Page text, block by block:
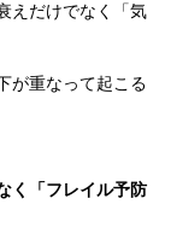
えだけでなく「気
が重なって起こる
く「フレイル予防